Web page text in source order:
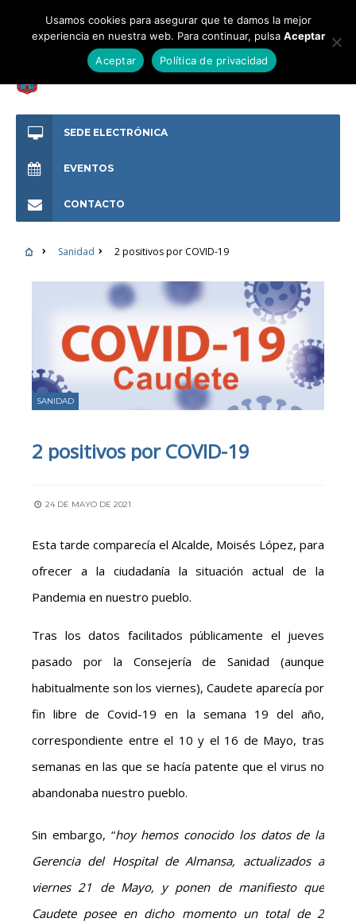
SEDE ELECTRÓNICA
EVENTOS
CONTACTO
Sanidad 2 positivos por COVID-19
SANIDAD
2 positivos por COVID-19
24 DE MAYO DE 2021
Esta tarde comparecía el Alcalde, Moisés López, para
ofrecer a la ciudadanía la situación actual de la
Pandemia en nuestro pueblo.
Tras los datos facilitados públicamente el jueves
pasado por la Consejería de Sanidad (aunque
habitualmente son los viernes), Caudete aparecía por
fin libre de Covid-19 en la semana 19 del año,
correspondiente entre el 10 y el 16 de Mayo, tras
semanas en las que se hacía patente que el virus no
abandonaba nuestro pueblo.
Sin embargo, “hoy hemos conocido los datos de la
Gerencia del Hospital de Almansa, actualizados a
viernes 21 de Mayo, y ponen de manifiesto que
Caudete posee en dicho momento un total de 2
Usamos cookies para asegurar que te damos la mejor
experiencia en nuestra web. Para continuar, pulsa Aceptar
Aceptar
Política de privacidad